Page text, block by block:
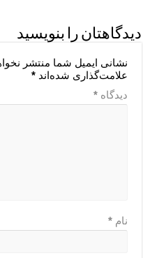
دیدگاهتان را بنویسید
نشانی ایمیل شما منتشر
علامت‌گذاری شده‌اند*
دیدگاه*
نام*